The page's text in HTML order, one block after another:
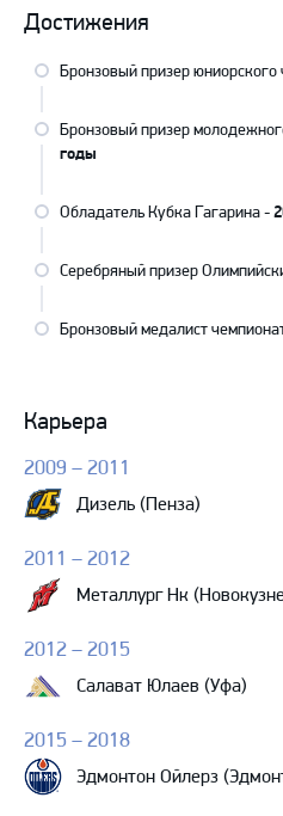
Достижения
Бронзовый призер
Бронзовый призер
годы
Обладатель Кубка Гагарина -
Серебряный призер
Бронзовый медалист
Карьера
2009 – 2011
Дизель (Пенза)
2011 – 2012
Металлург Нк
2012 – 2015
Салават Юлаев (Уфа)
2015 – 2018
Эдмонтон Ойлерз